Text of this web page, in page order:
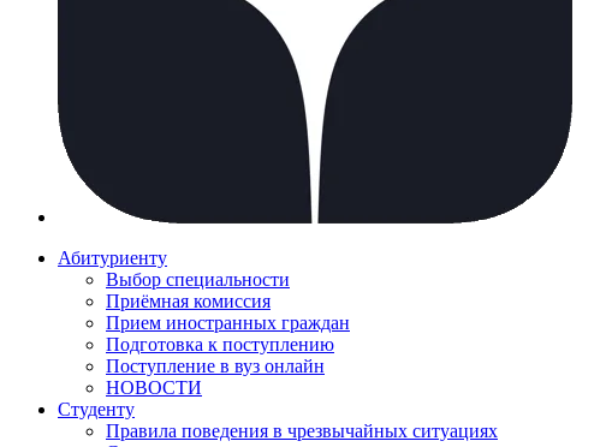
Абитуриенту
Выбор специальности
Приёмная комиссия
Прием иностранных граждан
Подготовка к поступлению
Поступление в вуз онлайн
НОВОСТИ
Студенту
Правила поведения в чрезвычайных ситуациях